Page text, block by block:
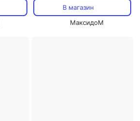
В магазин
МаксидоМ